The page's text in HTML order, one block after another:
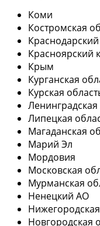
Коми
Костромская
Красноярский
Крым
Курганская
Курская
Липецкая
Магаданская
Марий Эл
Мордовия
Московская
Мурманская
Ненецкий АО
Новгородская